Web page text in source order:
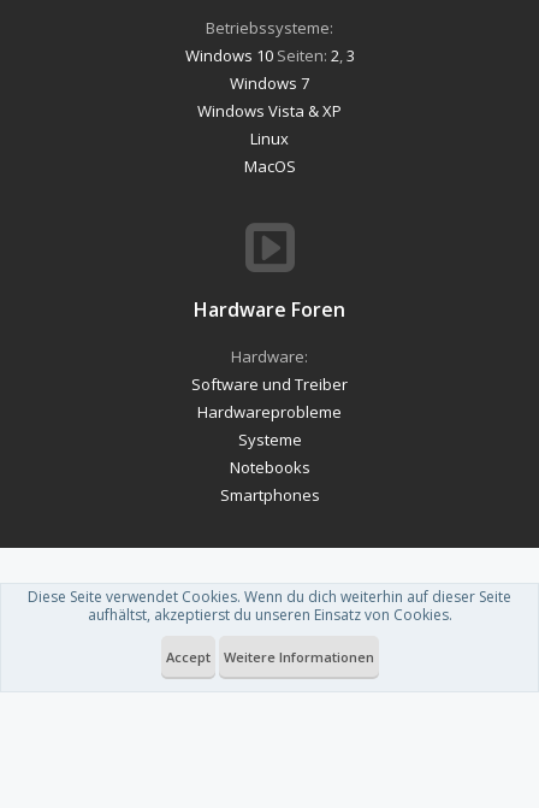
Betriebssysteme:
Windows 10Seiten: 2,3
Windows 7
Windows Vista & XP
Linux
MacOS
Hardware Foren
Hardware:
Software und Treiber
Hardwareprobleme
Systeme
Notebooks
Smartphones
Forum software by XenForo™-Deutsch von xenDach
Theme designed by ThemeHouse.
Diese Seite verwendet Cookies. Wenn du dich weiterhin auf dieser Seite
aufhältst, akzeptierst du unseren Einsatz von Cookies.
Accept Weitere Informationen